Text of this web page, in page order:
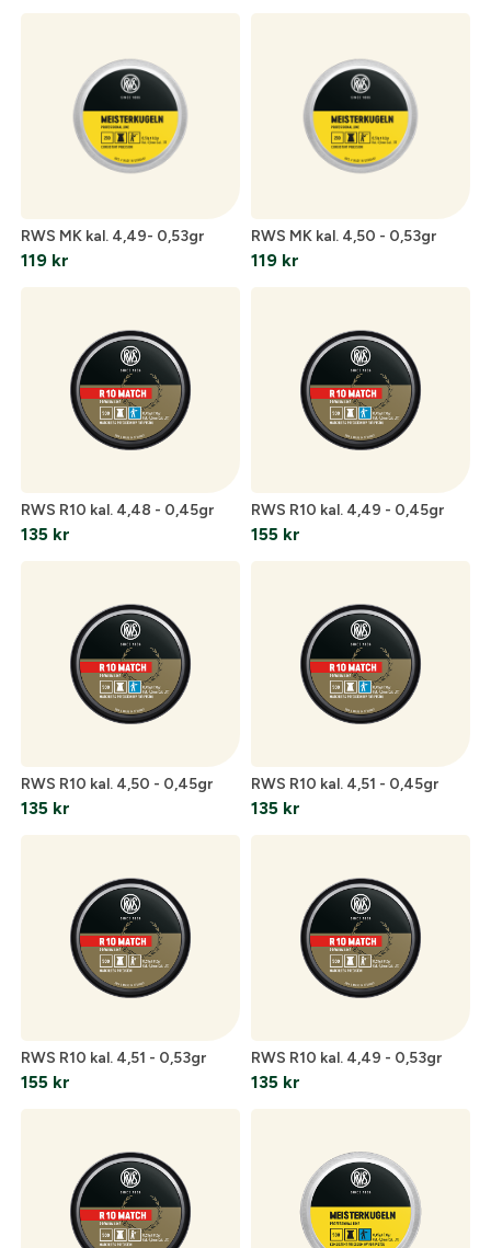
RWS MK kal. 4,49- 0,53gr
119 kr
RWS MK kal. 4,50 - 0,53gr
119 kr
RWS R10 kal. 4,48 - 0,45gr
135 kr
RWS R10 kal. 4,49 - 0,45gr
155 kr
RWS R10 kal. 4,50 - 0,45gr
135 kr
RWS R10 kal. 4,51 - 0,45gr
135 kr
RWS R10 kal. 4,51 - 0,53gr
155 kr
RWS R10 kal. 4,49 - 0,53gr
135 kr
Logga in
Logga in för att handla med dina avtalspriser, smidig
fakturabetalning och tillgång till orderhistorik.
När du är inloggad hanteras beställningen
Lösenord:*
Är du företag eller förening?
Med ett eget
konto hos oss får du snabbare utcheckning,
översikt över dina beställningar och sparade
uppgifter.
Skapa konto
Fyll i dina företags- eller föreningsuppgifter i
skapat. I vår FAQ hittar du svar på de vanligaste
frågorna gällande Mitt konto.
Org. nummer
Leverans & fakturaadress
Gatuadress:
Postnummer: *
Ort: *
Land: *
E-post:* (kommer bli ditt användarnamn)
Verifiera e-post:
Jag godkänner att mina personuppgifter behandlas enligt